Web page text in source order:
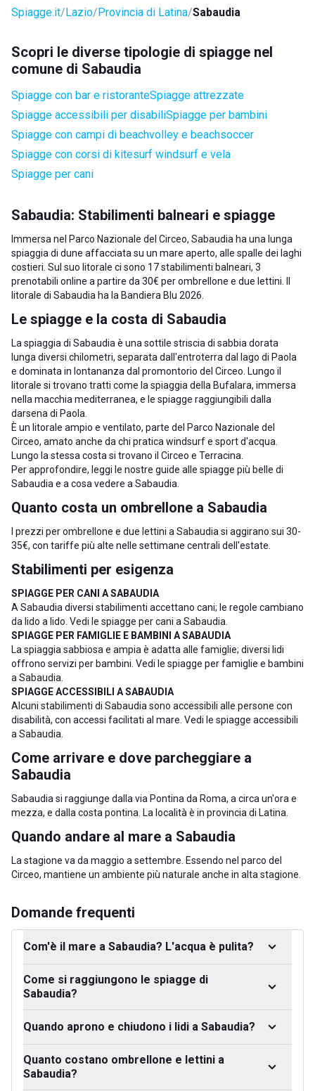
Spiagge.it Lazio Provincia di Latina Sabaudia
Scopri le diverse tipologie di spiagge nel
comune di Sabaudia
Spiagge con bar e ristoranteSpiagge attrezzate
Spiagge accessibili per disabiliSpiagge per bambini
Spiagge con campi di beachvolley e beachsoccer
Spiagge con corsi di kitesurf windsurf e vela
Spiagge per cani
Sabaudia: Stabilimenti balneari e spiagge
Immersa nel Parco Nazionale del Circeo, Sabaudia ha una lunga
spiaggia di dune affacciata su un mare aperto, alle spalle dei laghi
costieri. Sul suo litorale ci sono 17 stabilimenti balneari, 3
prenotabili online a partire da 30€ per ombrellone e due lettini. Il
litorale di Sabaudia ha la Bandiera Blu 2026.
Le spiagge e la costa di Sabaudia
La spiaggia di Sabaudia è una sottile striscia di sabbia dorata
lunga diversi chilometri, separata dall'entroterra dal lago di Paola
e dominata in lontananza dal promontorio del Circeo. Lungo il
litorale si trovano tratti come la spiaggia della Bufalara, immersa
nella macchia mediterranea, e le spiagge raggiungibili dalla
darsena di Paola.
È un litorale ampio e ventilato, parte del Parco Nazionale del
Circeo, amato anche da chi pratica windsurf e sport d'acqua.
Lungo la stessa costa si trovano il Circeo e Terracina
Per approfondire, leggi le nostre guide alle spiagge più belle di
Sabaudia e a cosa vedere a Sabaudia
Quanto costa un ombrellone a Sabaudia
I prezzi per ombrellone e due lettini a Sabaudia si aggirano sui 30-
35€, con tariffe più alte nelle settimane centrali dell'estate.
Stabilimenti per esigenza
SPIAGGE PER CANI A SABAUDIA
A Sabaudia diversi stabilimenti accettano cani; le regole cambiano
da lido a lido. Vedi le spiagge per cani a Sabaudia
SPIAGGE PER FAMIGLIE E BAMBINI A SABAUDIA
La spiaggia sabbiosa e ampia è adatta alle famiglie; diversi lidi
offrono servizi per bambini. Vedi le spiagge per famiglie e bambini
a Sabaudia
SPIAGGE ACCESSIBILI A SABAUDIA
Alcuni stabilimenti di Sabaudia sono accessibili alle persone con
disabilità, con accessi facilitati al mare. Vedi le spiagge accessibili
a Sabaudia
Come arrivare e dove parcheggiare a
Sabaudia
Sabaudia si raggiunge dalla via Pontina da Roma, a circa un'ora e
mezza, e dalla costa pontina. La località è in provincia di Latina
Quando andare al mare a Sabaudia
La stagione va da maggio a settembre. Essendo nel parco del
Circeo, mantiene un ambiente più naturale anche in alta stagione.
Domande frequenti
Com'è il mare a Sabaudia? L'acqua è pulita?
Come si raggiungono le spiagge di
Sabaudia?
Quando aprono e chiudono i lidi a Sabaudia?
Quanto costano ombrellone e lettini a
Sabaudia?